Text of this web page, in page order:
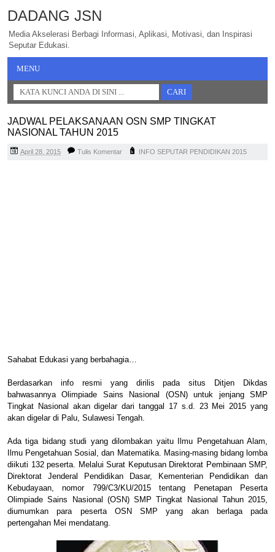
DADANG JSN
Media Akselerasi Berbagi Informasi, Aplikasi, Motivasi, dan Inspirasi
Seputar Edukasi.
MENU
JADWAL PELAKSANAAN OSN SMP TINGKAT
NASIONAL TAHUN 2015
April 28, 2015 Tulis Komentar INFO SEPUTAR PENDIDIKAN 2015
Sahabat Edukasi yang berbahagia…
Berdasarkan info resmi yang dirilis pada situs Ditjen Dikdas
bahwasannya Olimpiade Sains Nasional (OSN) untuk jenjang SMP
Tingkat Nasional akan digelar dari tanggal 17 s.d. 23 Mei 2015 yang
akan digelar di Palu, Sulawesi Tengah.
Ada tiga bidang studi yang dilombakan yaitu Ilmu Pengetahuan Alam,
Ilmu Pengetahuan Sosial, dan Matematika. Masing-masing bidang lomba
diikuti 132 peserta. Melalui Surat Keputusan Direktorat Pembinaan SMP,
Direktorat Jenderal Pendidikan Dasar, Kementerian Pendidikan dan
Kebudayaan, nomor 799/C3/KU/2015 tentang Penetapan Peserta
Olimpiade Sains Nasional (OSN) SMP Tingkat Nasional Tahun 2015,
diumumkan para peserta OSN SMP yang akan berlaga pada
pertengahan Mei mendatang.